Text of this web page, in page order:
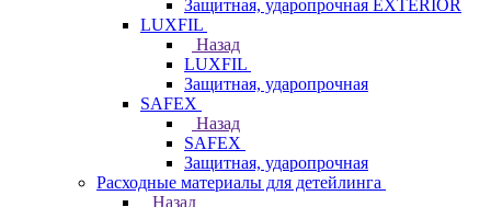
Защитная, ударопрочная EXTERIOR
LUXFIL
Назад
LUXFIL
Защитная, ударопрочная
SAFEX
Назад
SAFEX
Защитная, ударопрочная
Расходные материалы для детейлинга
Назад